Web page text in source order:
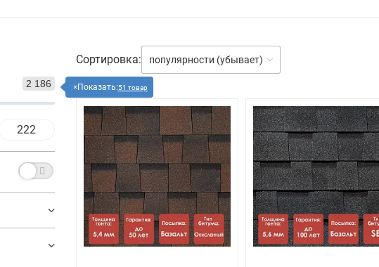
Показать:51 товар
2 186
Сортировка: популярности (убывает)